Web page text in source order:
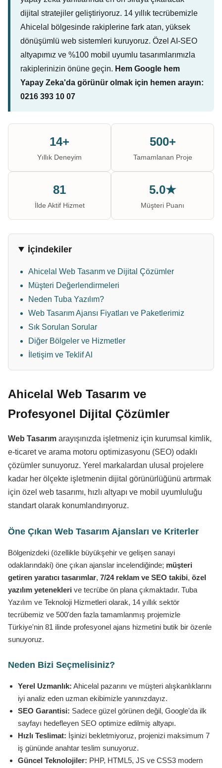
dijital stratejiler geliştiriyoruz. 14 yıllık tecrübemizle
Ahicelal bölgesinde rakiplerine fark atan, yüksek
dönüşümlü web sistemleri kuruyoruz. Özel AI-SEO
altyapımız ve %100 mobil uyumlu tasarımlarımızla
rakiplerinizin önüne geçin. Hem Google hem
Yapay Zeka'da görünür olmak için hemen arayın:
0216 393 10 07
14+
Yıllık Deneyim
500+
Tamamlanan Proje
81
İlde Aktif Hizmet
5.0★
Müşteri Puanı
İçindekiler
Ahicelal Web Tasarım ve Dijital Çözümler
Müşteri Değerlendirmeleri
Neden Tuba Yazılım?
Web Tasarım Ajansı Fiyatları ve Paketlerimiz
Sık Sorulan Sorular
Diğer Bölgeler ve Hizmetler
İletişim ve Teklif Al
Ahicelal Web Tasarım ve
Profesyonel Dijital Çözümler
Web Tasarım arayışınızda işletmeniz için kurumsal kimlik,
e-ticaret ve arama motoru optimizasyonu (SEO) odaklı
çözümler sunuyoruz. Yerel markalardan ulusal projelere
kadar her ölçekte işletmenin dijital görünürlüğünü artırmak
için özel web tasarımı, hızlı altyapı ve mobil uyumluluğu
standart olarak konumlandırıyoruz.
Öne Çıkan Web Tasarım Ajansları ve Kriterler
Bölgenizdeki (özellikle büyükşehir ve gelişen sanayi
odaklarındaki) öne çıkan ajanslar incelendiğinde; müşteri
getiren yaratıcı tasarımlar, 7/24 reklam ve SEO takibi, özel
yazılım yetenekleri ve tecrübe ön plana çıkmaktadır. Tuba
Yazılım ve Teknoloji Hizmetleri olarak, 14 yıllık sektör
tecrübemiz ve 500'den fazla tamamlanmış projemizle
Türkiye'nin 81 ilinde profesyonel ajans hizmetini butik bir özenle
sunuyoruz.
Neden Bizi Seçmelisiniz?
Yerel Uzmanlık: Ahicelal pazarını ve müşteri alışkanlıklarını
iyi analiz eden uzman ekibimizle yanınızdayız.
SEO Garantisi: Sadece güzel görünen değil, Google'da ilk
sayfayı hedefleyen SEO optimize edilmiş altyapı.
Hızlı Teslimat: İşinizi bekletmiyoruz, projenizi maksimum 7
iş gününde anahtar teslim sunuyoruz.
Güncel Teknolojiler: PHP, HTML5, JS ve CSS3 modern